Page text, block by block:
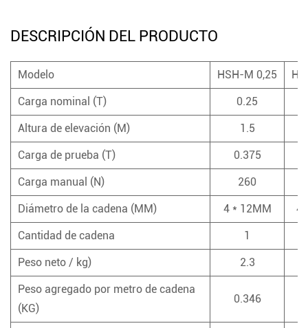
DESCRIPCIÓN DEL PRODUCTO
Modelo HSH-M 0,25
Carga nominal (T) 0.25
Altura de elevación (M) 1.5
Carga de prueba (T) 0.375
Carga manual (N) 260
Diámetro de la cadena (MM) 4 * 12MM 4
Cantidad de cadena 1
Peso neto / kg) 2.3
Peso agregado por metro de cadena
(KG)
0.346